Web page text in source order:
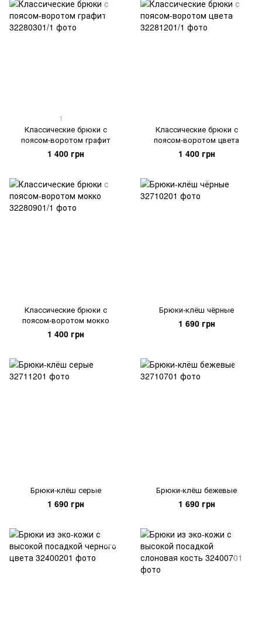
1
Классические брюки с
поясом-воротом графит
1 400 грн
Классические брюки с
поясом-воротом цвета
1 400 грн
Классические брюки с
поясом-воротом мокко
1 400 грн
Брюки-клёш чёрные
1 690 грн
Брюки-клёш серые
1 690 грн
Брюки-клёш бежевые
1 690 грн